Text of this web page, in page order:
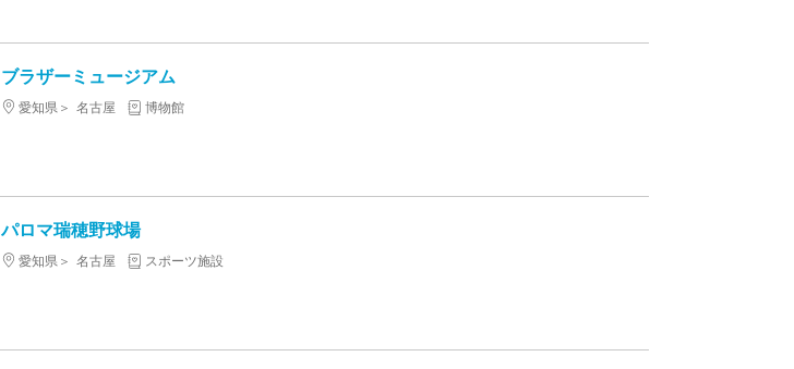
ブラザーミュージアム
愛知県 名古屋 博物館
パロマ瑞穂野球場
愛知県 名古屋 スポーツ施設